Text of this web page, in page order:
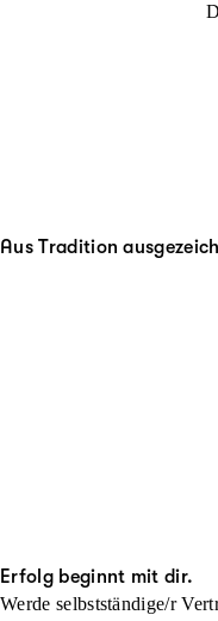
Aus Tradition
Erfolg beginnt mit dir.
Werde selbstständige/r